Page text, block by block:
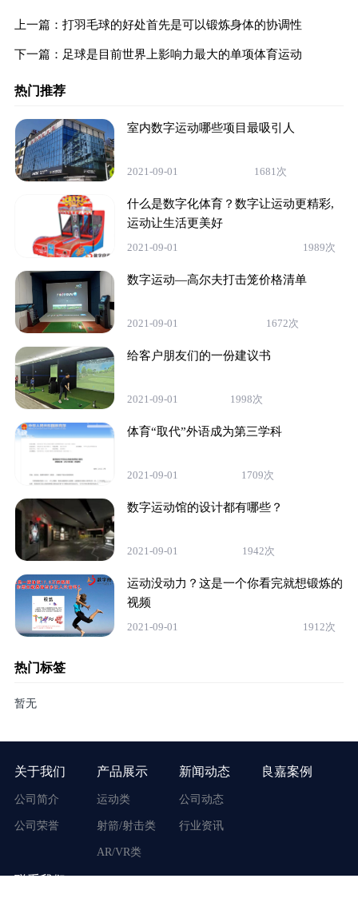
上一篇： 打羽毛球的好处首先是可以锻炼身体的协调性
下一篇： 足球是目前世界上影响力最大的单项体育运动
热门推荐
室内数字运动哪些项目最吸引人
2021-09-01 1681次
什么是数字化体育？数字让运动更精彩,
运动让生活更美好
2021-09-01 1989次
数字运动—高尔夫打击笼价格清单
2021-09-01 1672次
给客户朋友们的一份建议书
2021-09-01 1998次
体育“取代”外语成为第三学科
2021-09-01 1709次
数字运动馆的设计都有哪些？
2021-09-01 1942次
运动没动力？这是一个你看完就想锻炼的
视频
2021-09-01 1912次
热门标签
暂无
关于我们
公司简介
公司荣誉
产品展示
运动类
射箭/射击类
AR/VR类
新闻动态
公司动态
行业资讯
良嘉案例
联系我们